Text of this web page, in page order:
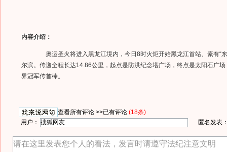
内容介绍：
奥运圣火将进入黑龙江境内，今日8时火炬开始黑龙江首站、素有“
尔滨。传递全程长达14.86公里，起点是防洪纪念塔广场，终点是太阳石广
界冠军传首棒。
查看所有评论 >>已有评论 (18条)
用户：
匿名发表